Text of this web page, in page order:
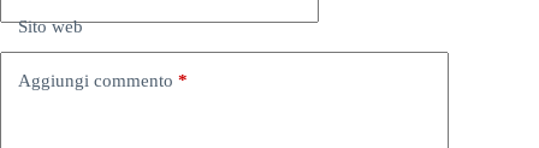
Sito web
Aggiungi commento *